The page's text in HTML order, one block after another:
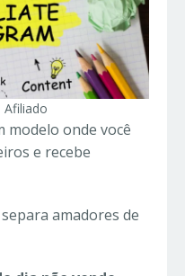
Afiliado
modelo onde você
e recebe
amadores de